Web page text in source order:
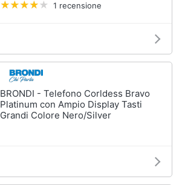
1 recensione
BRONDI - Telefono Corldess Bravo
Platinum con Ampio Display Tasti
Grandi Colore Nero/Silver